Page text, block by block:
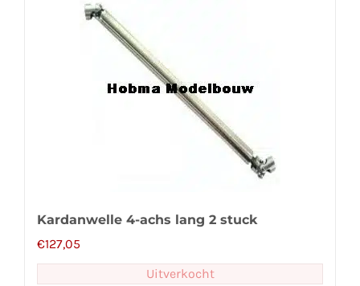
Kardanwelle 4-achs lang 2 stuck
€127,05
Uitverkocht